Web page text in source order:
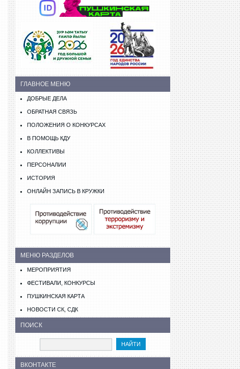
ГЛАВНОЕ МЕНЮ
ДОБРЫЕ ДЕЛА
ОБРАТНАЯ СВЯЗЬ
ПОЛОЖЕНИЯ О КОНКУРСАХ
В ПОМОЩЬ КДУ
КОЛЛЕКТИВЫ
ПЕРСОНАЛИИ
ИСТОРИЯ
ОНЛАЙН ЗАПИСЬ В КРУЖКИ
МЕНЮ РАЗДЕЛОВ
МЕРОПРИЯТИЯ
ФЕСТИВАЛИ, КОНКУРСЫ
ПУШКИНСКАЯ КАРТА
НОВОСТИ СК, СДК
ПОИСК
ВКОНТАКТЕ